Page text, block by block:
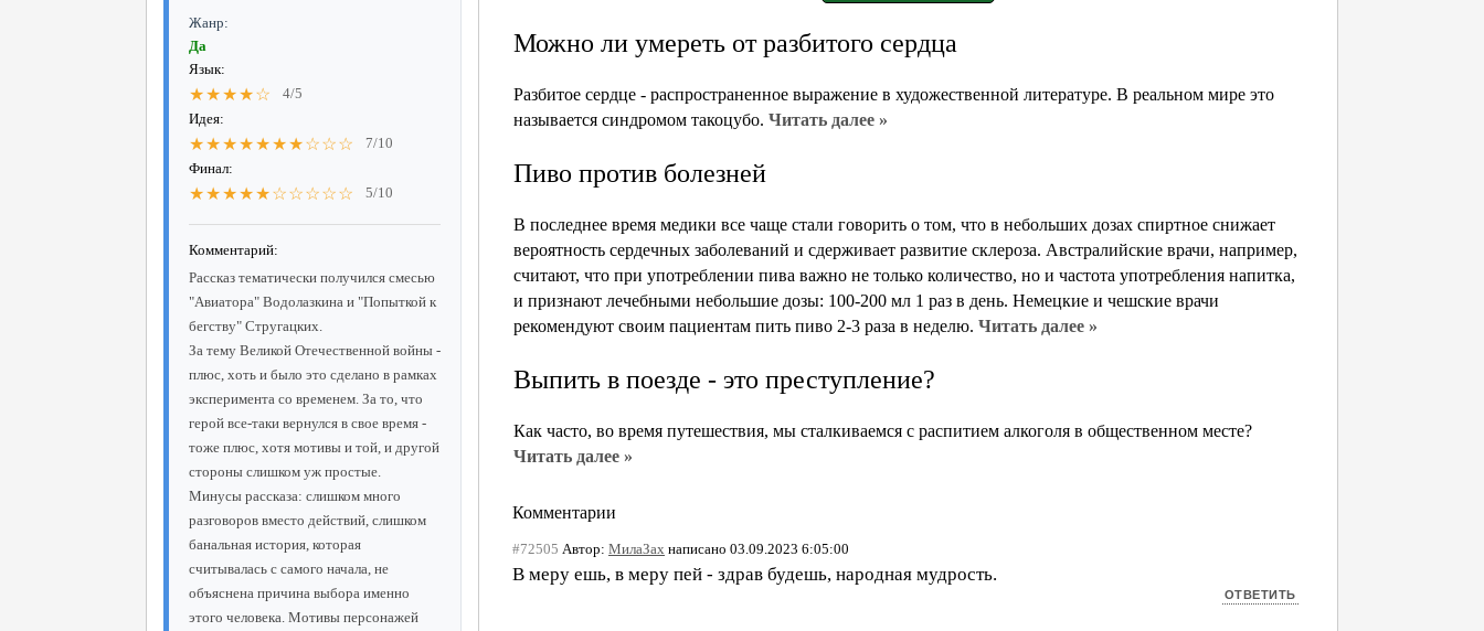
Жанр:
Да
Язык:
★★★★☆
4/5
Идея:
★★★★★★★☆☆☆
7/10
Финал:
★★★★★☆☆☆☆☆ 5/10
Комментарий:
Рассказ тематически получился смесью
"Авиатора" Водолазкина и "Попыткой к
бегству" Стругацких.
За тему Великой Отечественной войны -
плюс, хоть и было это сделано в рамках
эксперимента со временем. За то, что
герой все-таки вернулся в свое время -
тоже плюс, хотя мотивы и той, и другой
стороны слишком уж простые.
Минусы рассказа: слишком много
разговоров вместо действий, слишком
банальная история, которая
считывалась с самого начала, не
объяснена причина выбора именно
этого человека. Мотивы персонажей
Можно ли умереть от разбитого сердца
Разбитое сердце - распространенное выражение в художественной литературе. В реальном мире это
называется синдромом такоцубо. Читать далее »
Пиво против болезней
В последнее время медики все чаще стали говорить о том, что в небольших дозах спиртное снижает
вероятность сердечных заболеваний и сдерживает развитие склероза. Австралийские врачи, например,
считают, что при употреблении пива важно не только количество, но и частота употребления напитка,
и признают лечебными небольшие дозы: 100-200 мл 1 раз в день. Немецкие и чешские врачи
рекомендуют своим пациентам пить пиво 2-3 раза в неделю. Читать далее »
Выпить в поезде - это преступление?
Как часто, во время путешествия, мы сталкиваемся с распитием алкоголя в общественном месте?
Читать далее »
Комментарии
#72505 Автор: МилаЗах написано 03.09.2023 6:05:00
В меру ешь, в меру пей - здрав будешь, народная мудрость.